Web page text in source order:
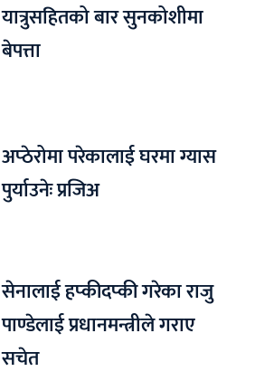
यात्रुसहितको बार सुनकोशीमा
बेपत्ता
अप्ठेरोमा परेकालाई घरमा ग्यास
पुर्याउनेः प्रजिअ
सेनालाई हप्कीदप्की गरेका राजु
पाण्डेलाई प्रधानमन्त्रीले गराए
सचेत